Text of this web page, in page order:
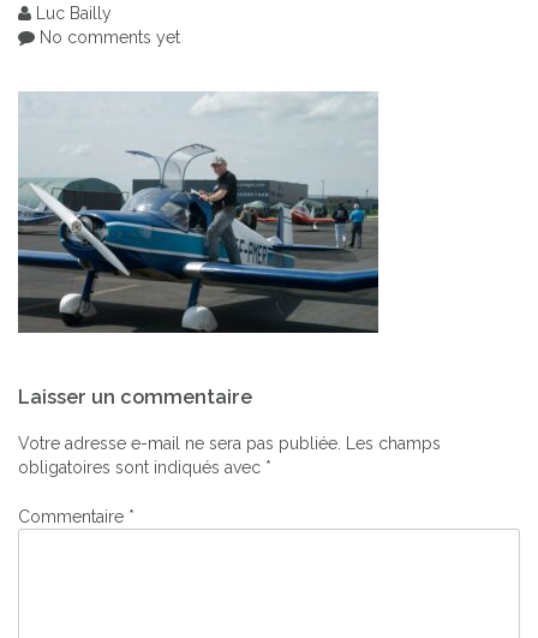
Luc Bailly
No comments yet
de
l’article
Laisser un commentaire
Votre adresse e-mail ne sera pas publiée. Les champs
obligatoires sont indiqués avec *
Commentaire *